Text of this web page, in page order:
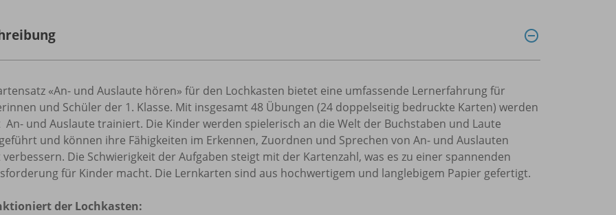
«An- und Auslaute hören» für den Lochkasten bietet eine umfassende Lernerfahrung für
und Schüler der 1. Klasse. Mit insgesamt 48 Übungen (24 doppelseitig bedruckte Karten) werden
An- und Auslaute trainiert. Die Kinder werden spielerisch an die Welt der Buchstaben und Laute
und können ihre Fähigkeiten im Erkennen, Zuordnen und Sprechen von An- und Auslauten
verbessern. Die Schwierigkeit der Aufgaben steigt mit der Kartenzahl, was es zu einer spannenden
für Kinder macht. Die Lernkarten sind aus hochwertigem und langlebigem Papier gefertigt.
der Lochkasten: